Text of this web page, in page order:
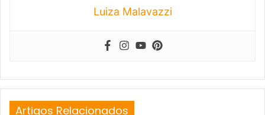
Luiza Malavazzi
Artigos Relacionados